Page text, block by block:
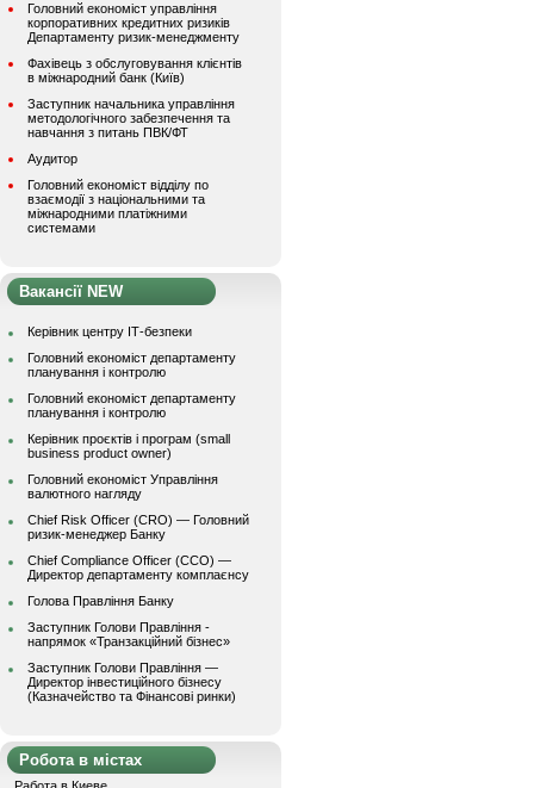
Головний економіст управління
корпоративних кредитних ризиків
Департаменту ризик-менеджменту
Фахівець з обслуговування клієнтів
в міжнародний банк (Київ)
Заступник начальника управління
методологічного забезпечення та
навчання з питань ПВК/ФТ
Аудитор
Головний економіст відділу по
взаємодії з національними та
міжнародними платіжними
системами
Вакансії NEW
Керівник центру ІТ-безпеки
Головний економіст департаменту
планування і контролю
Головний економіст департаменту
планування і контролю
Керівник проєктів і програм (small
business product owner)
Головний економіст Управління
валютного нагляду
Chief Risk Officer (CRO) — Головний
ризик-менеджер Банку
Chief Compliance Officer (CCO) —
Директор департаменту комплаєнсу
Голова Правління Банку
Заступник Голови Правління -
напрямок «Транзакційний бізнес»
Заступник Голови Правління —
Директор інвестиційного бізнесу
(Казначейство та Фінансові ринки)
Робота в містах